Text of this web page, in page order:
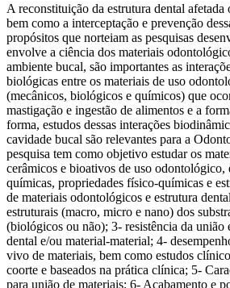
A reconstituição da estrutura dental
bem como a interceptação e prevenção
propósitos que norteiam as pesquisas
envolve a ciência dos materiais
ambiente bucal, são importantes as
biológicas entre os materiais de uso
(mecânicos, biológicos e químicos) que
mastigação e ingestão de alimentos e a
forma, estudos dessas interações
cavidade bucal são relevantes para a
pesquisa tem como objetivo estudar os
cerâmicos e bioativos de uso odontológico,
químicas, propriedades físico-químicas e
de materiais odontológicos e estrutura
estruturais (macro, micro e nano) dos
(biológicos ou não); 3- resistência da união
dental e/ou material-material; 4-
vivo de materiais, bem como estudos
coorte e baseados na prática clínica; 5-
para união de materiais; 6- Acabamento e